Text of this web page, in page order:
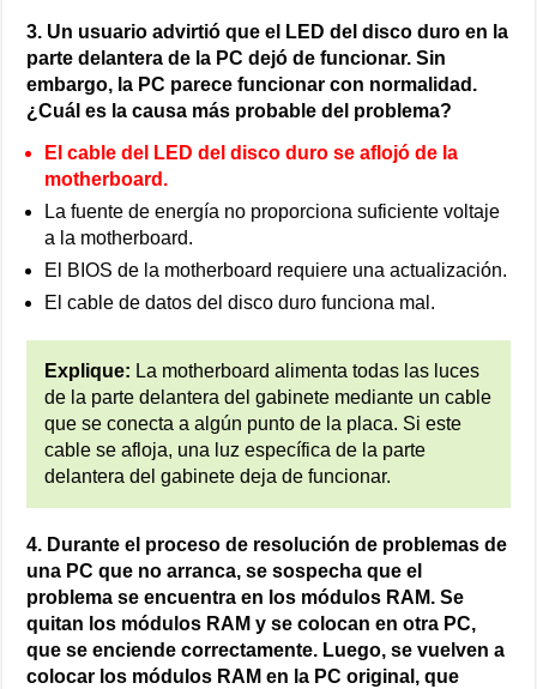
3. Un usuario advirtió que el LED del disco duro en la
parte delantera de la PC dejó de funcionar. Sin
embargo, la PC parece funcionar con normalidad.
¿Cuál es la causa más probable del problema?
El cable del LED del disco duro se aflojó de la
motherboard.
La fuente de energía no proporciona suficiente voltaje
a la motherboard.
El BIOS de la motherboard requiere una actualización.
El cable de datos del disco duro funciona mal.
Explique: La motherboard alimenta todas las luces
de la parte delantera del gabinete mediante un cable
que se conecta a algún punto de la placa. Si este
cable se afloja, una luz específica de la parte
delantera del gabinete deja de funcionar.
4. Durante el proceso de resolución de problemas de
una PC que no arranca, se sospecha que el
problema se encuentra en los módulos RAM. Se
quitan los módulos RAM y se colocan en otra PC,
que se enciende correctamente. Luego, se vuelven a
colocar los módulos RAM en la PC original, que